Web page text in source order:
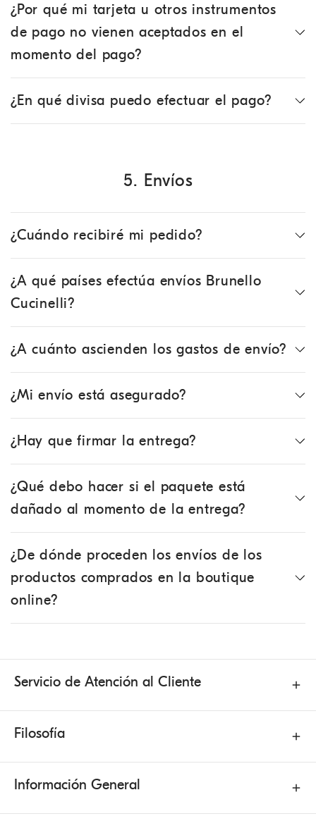
¿Por qué mi tarjeta u otros instrumentos
de pago no vienen aceptados en el
momento del pago?
¿En qué divisa puedo efectuar el pago?
5. Envíos
¿Cuándo recibiré mi pedido?
¿A qué países efectúa envíos Brunello
Cucinelli?
¿A cuánto ascienden los gastos de envío?
¿Mi envío está asegurado?
¿Hay que firmar la entrega?
¿Qué debo hacer si el paquete está
dañado al momento de la entrega?
¿De dónde proceden los envíos de los
productos comprados en la boutique
online?
Servicio de Atención al Cliente
Filosofía
Información General